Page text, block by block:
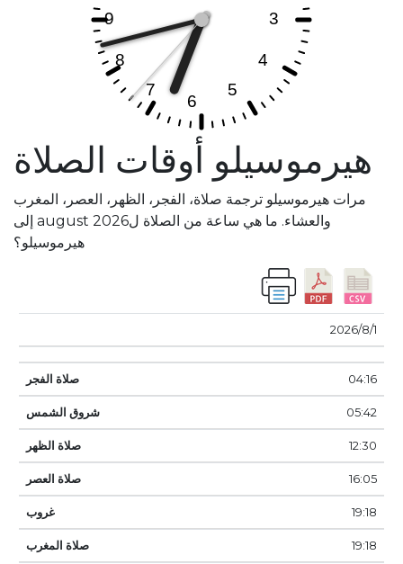
هيرموسيلو أوقات الصلاة
مرات هيرموسيلو ترجمة صلاة، الفجر، الظهر، العصر، المغرب
والعشاء. ما هي ساعة من الصلاة لaugust 2026 إلى
هيرموسيلو؟
تاريخ
الفجر
الشمس
الظهر
العصر
غروب
1‏‏/8‏‏/2026
04:16
05:42
12:30
16:05
19:18
19:18